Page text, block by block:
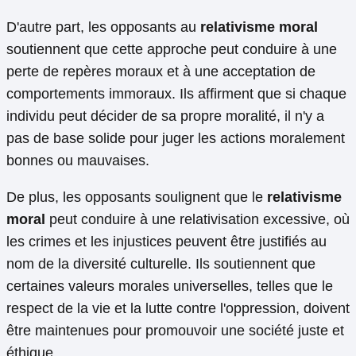
D'autre part, les opposants au relativisme moral
soutiennent que cette approche peut conduire à une
perte de repères moraux et à une acceptation de
comportements immoraux. Ils affirment que si chaque
individu peut décider de sa propre moralité, il n'y a
pas de base solide pour juger les actions moralement
bonnes ou mauvaises.
De plus, les opposants soulignent que le relativisme
moral peut conduire à une relativisation excessive, où
les crimes et les injustices peuvent être justifiés au
nom de la diversité culturelle. Ils soutiennent que
certaines valeurs morales universelles, telles que le
respect de la vie et la lutte contre l'oppression, doivent
être maintenues pour promouvoir une société juste et
éthique.